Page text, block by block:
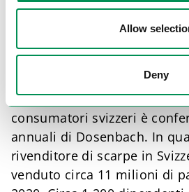
Allow
Deny
Dosenbach è sinonimo di
qualità-prezzo e di una
nei confronti dei clienti.
consumatori svizzeri è
annuali di Dosenbach. In
rivenditore di scarpe in
venduto circa 11 milioni di